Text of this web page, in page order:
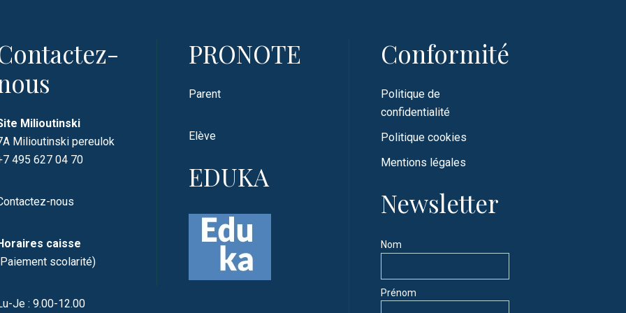
Milioutinski
Milioutinski pereulok
495 627 04 70
nous
caisse
scolarité)
Je : 9.00-12.00
PRONOTE
Parent
Elève
EDUKA
Conformité
Politique de
confidentialité
Politique cookies
Mentions légales
Newsletter
Nom
Prénom